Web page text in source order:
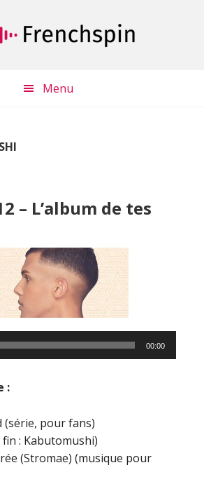
Menu
– L’album de tes
00:00
:
(série, pour fans)
: Kabutomushi)
(Stromae) (musique pour